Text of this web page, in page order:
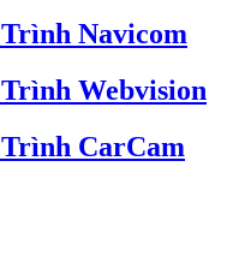
Navicom
Webvision
CarCam